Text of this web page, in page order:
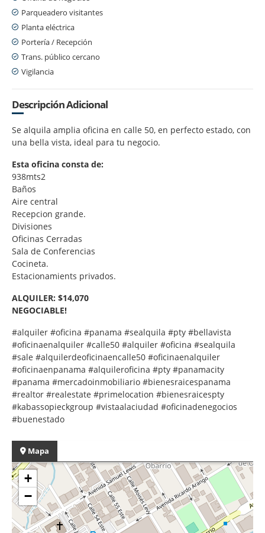
Parqueadero visitantes
Planta eléctrica
Portería / Recepción
Trans. público cercano
Vigilancia
Descripción Adicional
Se alquila amplia oficina en calle 50, en perfecto estado, con
una bella vista, ideal para tu negocio.
Esta oficina consta de:
938mts2
Baños
Aire central
Recepcion grande.
Divisiones
Oficinas Cerradas
Sala de Conferencias
Cocineta.
Estacionamients privados.
ALQUILER: $14,070
NEGOCIABLE!
#alquiler #oficina #panama #sealquila #pty #bellavista
#oficinaenalquiler #calle50 #alquiler #oficina #sealquila
#sale #alquilerdeoficinaencalle50 #oficinaenalquiler
#oficinaenpanama #alquileroficina #pty #panamacity
#panama #mercadoinmobiliario #bienesraicespanama
#realtor #realestate #primelocation #bienesraicespty
#kabassopieckgroup #vistaalaciudad #oficinadenegocios
#buenestado
Mapa
+
−